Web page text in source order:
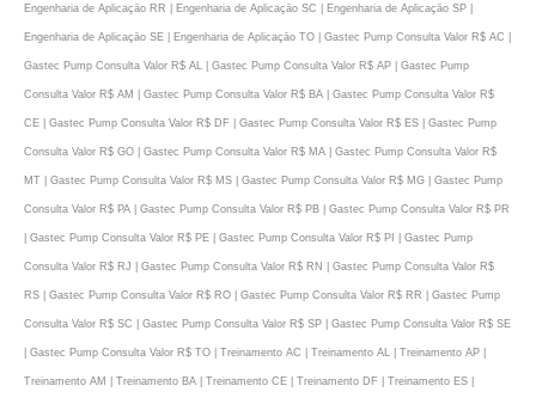
Engenharia de Aplicaçāo RR | Engenharia de Aplicaçāo SC | Engenharia de Aplicaçāo SP |
Engenharia de Aplicaçāo SE | Engenharia de Aplicaçāo TO | Gastec Pump Consulta Valor R$ AC |
Gastec Pump Consulta Valor R$ AL | Gastec Pump Consulta Valor R$ AP | Gastec Pump
Consulta Valor R$ AM | Gastec Pump Consulta Valor R$ BA | Gastec Pump Consulta Valor R$
CE | Gastec Pump Consulta Valor R$ DF | Gastec Pump Consulta Valor R$ ES | Gastec Pump
Consulta Valor R$ GO | Gastec Pump Consulta Valor R$ MA | Gastec Pump Consulta Valor R$
MT | Gastec Pump Consulta Valor R$ MS | Gastec Pump Consulta Valor R$ MG | Gastec Pump
Consulta Valor R$ PA | Gastec Pump Consulta Valor R$ PB | Gastec Pump Consulta Valor R$ PR
| Gastec Pump Consulta Valor R$ PE | Gastec Pump Consulta Valor R$ PI | Gastec Pump
Consulta Valor R$ RJ | Gastec Pump Consulta Valor R$ RN | Gastec Pump Consulta Valor R$
RS | Gastec Pump Consulta Valor R$ RO | Gastec Pump Consulta Valor R$ RR | Gastec Pump
Consulta Valor R$ SC | Gastec Pump Consulta Valor R$ SP | Gastec Pump Consulta Valor R$ SE
| Gastec Pump Consulta Valor R$ TO | Treinamento AC | Treinamento AL | Treinamento AP |
Treinamento AM | Treinamento BA | Treinamento CE | Treinamento DF | Treinamento ES |